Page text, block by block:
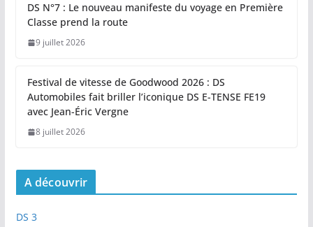
DS N°7 : Le nouveau manifeste du voyage en Première
Classe prend la route
9 juillet 2026
Festival de vitesse de Goodwood 2026 : DS
Automobiles fait briller l’iconique DS E-TENSE FE19
avec Jean-Éric Vergne
8 juillet 2026
A découvrir
DS 3